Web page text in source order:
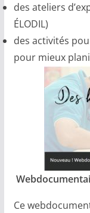
des ateliers
ÉLODIL)
des activités
pour mieux
Ce